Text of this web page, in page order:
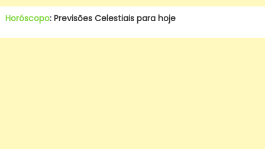
Horóscopo: Previsões Celestiais para hoje